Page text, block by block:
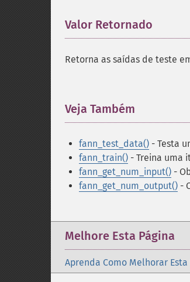
Valor Retornado
Retorna as saídas de teste
Veja Também
fann_test_data() - Testa
fann_train() - Treina uma
fann_get_num_input() -
fann_get_num_output() -
Melhore Esta Página
Aprenda Como Melhorar Esta